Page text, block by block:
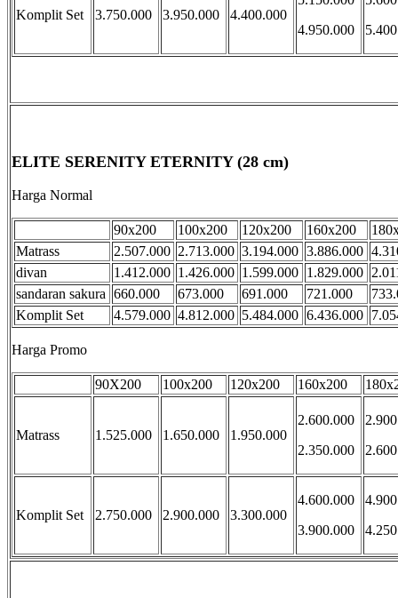
Komplit Set 3.750.000 3.950.000 4.400.000
4.950.000
ELITE SERENITY ETERNITY (28 cm)
Harga Normal
90x200 100x200 120x200 160x200
Matrass
2.507.000 2.713.000 3.194.000 3.886.000
divan
1.412.000 1.426.000 1.599.000 1.829.000
sandaran sakura 660.000 673.000 691.000 721.000
Komplit Set
4.579.000 4.812.000 5.484.000 6.436.000
Harga Promo
90X200 100x200 120x200 160x200
Matrass 1.525.000 1.650.000 1.950.000
2.600.000
2.350.000
Komplit Set 2.750.000 2.900.000 3.300.000
4.600.000
3.900.000